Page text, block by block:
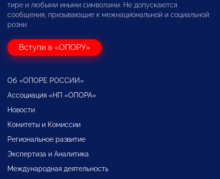
тире и любыми иными символами. Не допускаются
сообщения, призывающие к межнациональной и социальной
розни.
Вступи в «ОПОРУ»
Об «ОПОРЕ РОССИИ»
Ассоциация «НП «ОПОРА»
Новости
Комитеты и Комиссии
Региональное развитие
Экспертиза и Аналитика
Международная деятельность